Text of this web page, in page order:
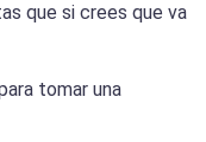
que si crees que va
tomar una